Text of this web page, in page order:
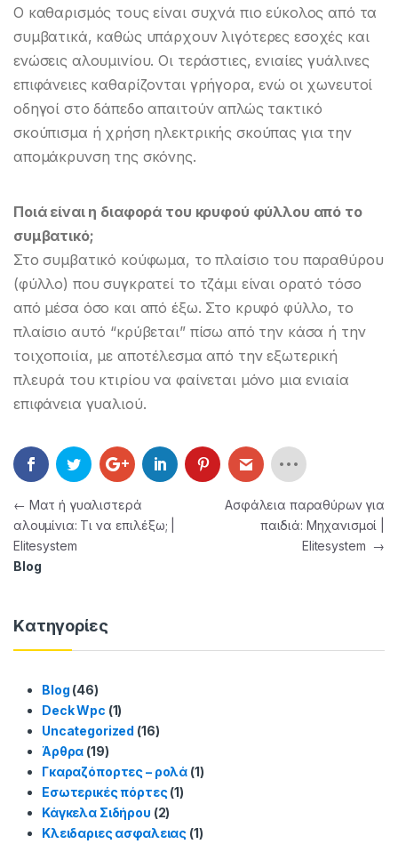
Ο καθαρισμός τους είναι συχνά πιο εύκολος από τα
συμβατικά, καθώς υπάρχουν λιγότερες εσοχές και
ενώσεις αλουμινίου. Οι τεράστιες, ενιαίες γυάλινες
επιφάνειες καθαρίζονται γρήγορα, ενώ οι χωνευτοί
οδηγοί στο δάπεδο απαιτούν απλώς τακτικό
σκούπισμα ή χρήση ηλεκτρικής σκούπας για την
απομάκρυνση της σκόνης.
Ποιά είναι η διαφορά του κρυφού φύλλου από το
συμβατικό;
Στο συμβατικό κούφωμα, το πλαίσιο του παραθύρου
(φύλλο) που συγκρατεί το τζάμι είναι ορατό τόσο
από μέσα όσο και από έξω. Στο κρυφό φύλλο, το
πλαίσιο αυτό “κρύβεται” πίσω από την κάσα ή την
τοιχοποιία, με αποτέλεσμα από την εξωτερική
πλευρά του κτιρίου να φαίνεται μόνο μια ενιαία
επιφάνεια γυαλιού.
Πλοήγηση άρθρων
← Ματ ή γυαλιστερά
αλουμίνια: Τι να επιλέξω; |
Elitesystem
Ασφάλεια παραθύρων για
παιδιά: Μηχανισμοί |
Elitesystem →
Blog
Kατηγορίες
Blog (46)
Deck Wpc (1)
Uncategorized (16)
Άρθρα (19)
Γκαραζόπορτες – ρολά (1)
Εσωτερικές πόρτες(1)
Κάγκελα Σιδήρου (2)
Κλειδαριες ασφαλειας (1)